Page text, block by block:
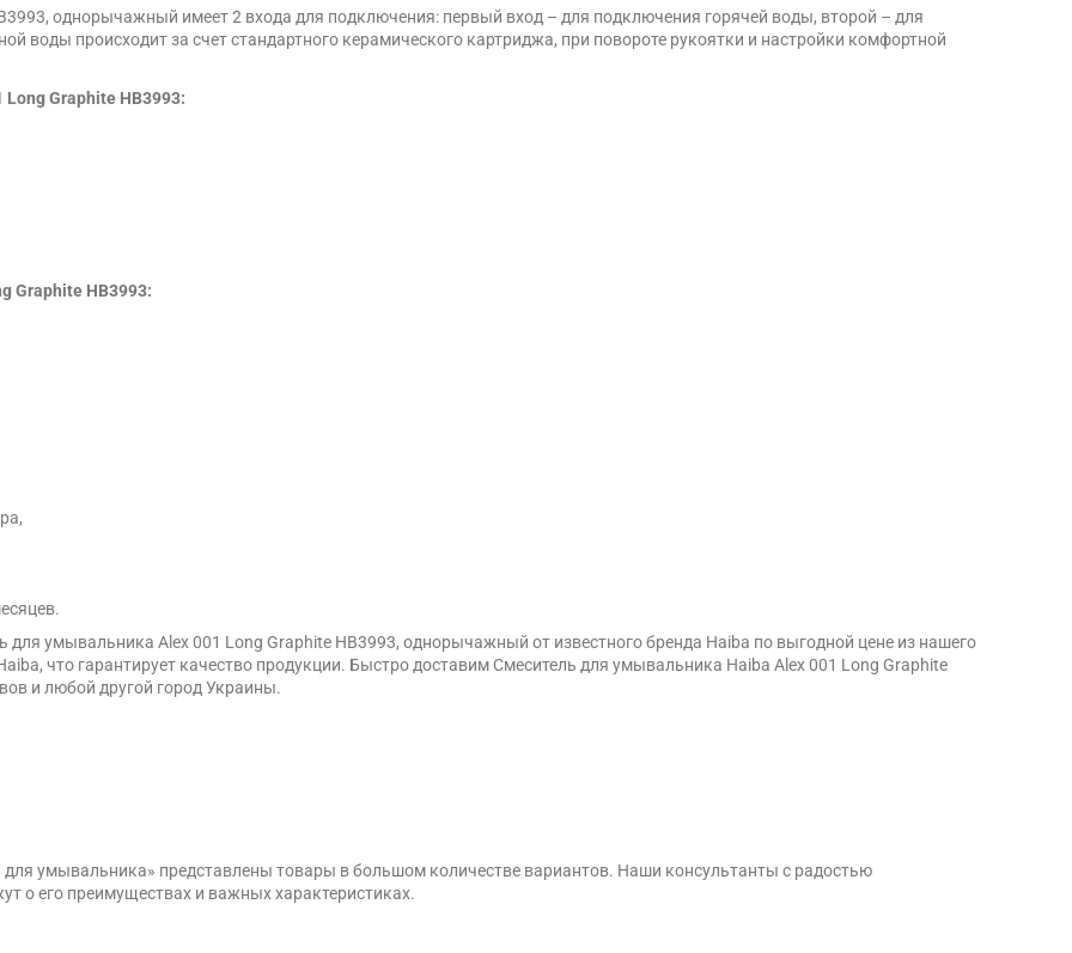
однорычажный имеет 2 входа для подключения: первый вход – для подключения горячей воды, второй – для
воды происходит за счет стандартного керамического картриджа, при повороте рукоятки и настройки комфортной
Graphite HB3993:
Graphite HB3993:
умывальника Alex 001 Long Graphite HB3993, однорычажный от известного бренда Haiba по выгодной цене из нашего
что гарантирует качество продукции. Быстро доставим Смеситель для умывальника Haiba Alex 001 Long Graphite
и любой другой город Украины.
для умывальника» представлены товары в большом количестве вариантов. Наши консультанты с радостью
о его преимуществах и важных характеристиках.